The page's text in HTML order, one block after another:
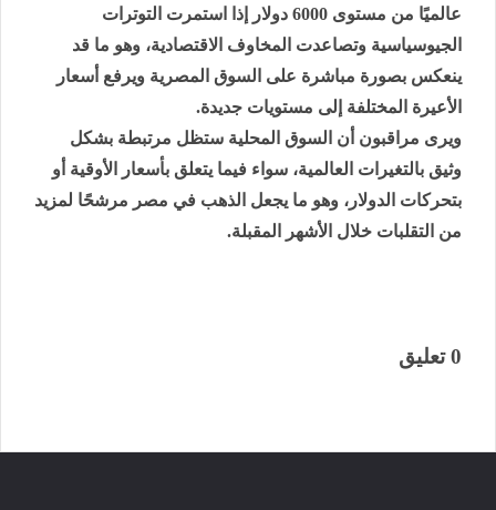
عالميًا من مستوى 6000 دولار إذا استمرت التوترات
الجيوسياسية وتصاعدت المخاوف الاقتصادية، وهو ما قد
ينعكس بصورة مباشرة على السوق المصرية ويرفع أسعار
الأعيرة المختلفة إلى مستويات جديدة.
ويرى مراقبون أن السوق المحلية ستظل مرتبطة بشكل
وثيق بالتغيرات العالمية، سواء فيما يتعلق بأسعار الأوقية أو
بتحركات الدولار، وهو ما يجعل الذهب في مصر مرشحًا لمزيد
من التقلبات خلال الأشهر المقبلة.
0 تعليق